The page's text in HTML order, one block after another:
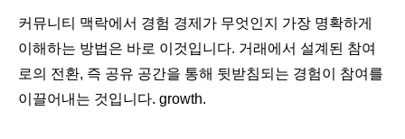
커뮤니티 맥락에서 경험 경제가 무엇인지 가장 명확하게
이해하는 방법은 바로 이것입니다. 거래에서 설계된 참여
로의 전환, 즉 공유 공간을 통해 뒷받침되는 경험이 참여를
이끌어내는 것입니다. growth.